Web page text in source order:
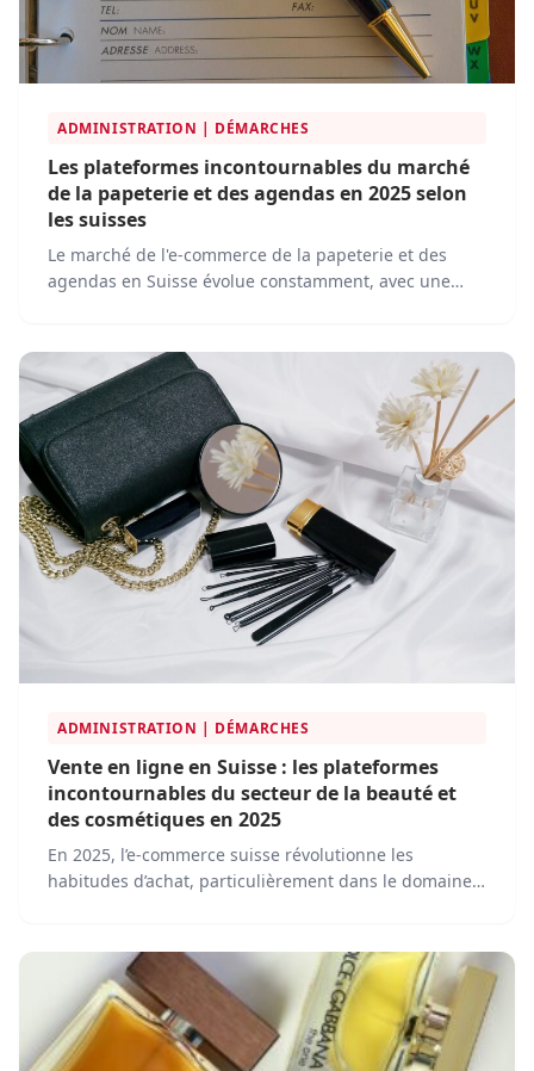
ADMINISTRATION | DÉMARCHES
Les plateformes incontournables du marché
de la papeterie et des agendas en 2025 selon
les suisses
Le marché de l'e-commerce de la papeterie et des
agendas en Suisse évolue constamment, avec une
ADMINISTRATION | DÉMARCHES
Vente en ligne en Suisse : les plateformes
incontournables du secteur de la beauté et
des cosmétiques en 2025
En 2025, l’e-commerce suisse révolutionne les
habitudes d’achat, particulièrement dans le domaine
toujours plus exigeantes en termes de qualité, de
durabilité et de personnalisation, plusieurs
plateformes s’imposent comme des références
incontournables.